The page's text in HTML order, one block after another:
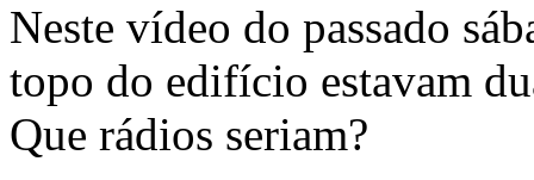
Neste vídeo do passado
topo do edifício estavam
Que rádios seriam?